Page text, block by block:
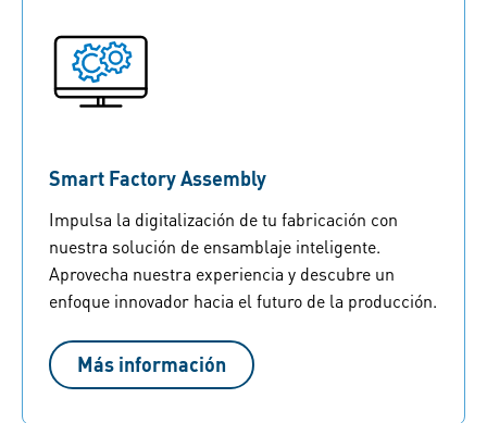
Smart Factory Assembly
Impulsa la digitalización de tu fabricación con
nuestra solución de ensamblaje inteligente.
Aprovecha nuestra experiencia y descubre un
enfoque innovador hacia el futuro de la producción.
Más información